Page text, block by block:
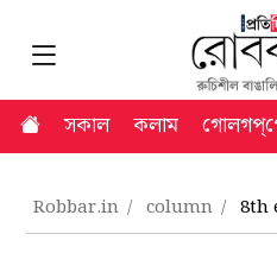
সকাল কলাম
Robbar.in column 8th